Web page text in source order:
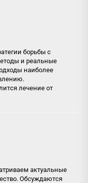
борьбы с
и реальные
наиболее
лечение от
актуальные
Обсуждаются